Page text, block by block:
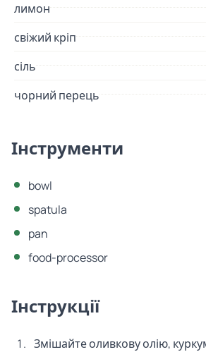
лимон
свіжий кріп
сіль
чорний перець
Інструменти
bowl
spatula
pan
food-processor
Інструкції
Змішайте оливкову олію,